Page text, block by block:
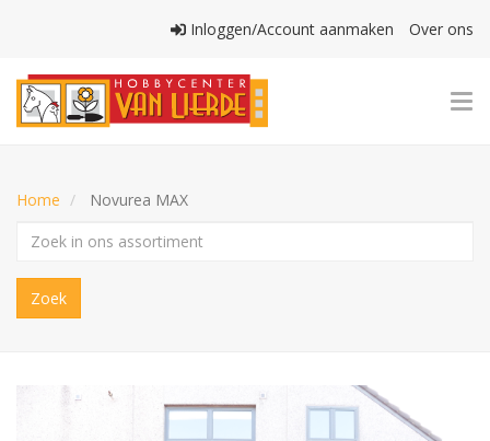
inhoud
Inloggen/Account aanmaken Over ons
Home Novurea MAX
Zoek